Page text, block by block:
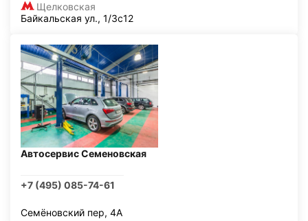
Щелковская
Байкальская ул., 1/3с12
Автосервис Семеновская
+7 (495) 085-74-61
Семёновский пер, 4А